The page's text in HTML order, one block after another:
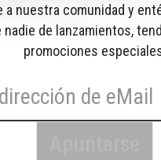
a nuestra comunidad y
nadie de lanzamientos,
promociones